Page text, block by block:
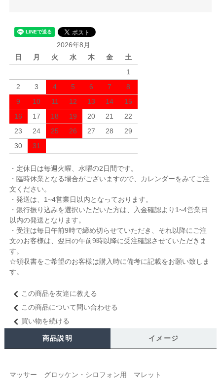
2026年8月
日
月 火 水 木 金
土
1
2
3 4 5 6 7
8
9
10 11 12 13 14
15
16
17 18 19 20 21
22
23
24 25 26 27 28
29
30
31
・定休日は毎週火曜、水曜の2日間です。
・臨時休業となる場合がございますので、カレンダーをみてご注
文ください。
・発送は、1~4営業日以内となっております。
・銀行振り込みを選択いただいた方は、入金確認より1~4営業日
以内の発送となります。
・受注は毎日午前9時で締め切らせていただき、それ以降にご注
文のお客様は、翌日の午前9時以降に受注確認させていただきま
す。
☆領収書をご希望のお客様は購入時に備考に記載をお願い致しま
す。
この商品を友達に教える
この商品について問い合わせる
買い物を続ける
商品説明 イメージ
マッサー グロッケン・シロフォン用 マレット